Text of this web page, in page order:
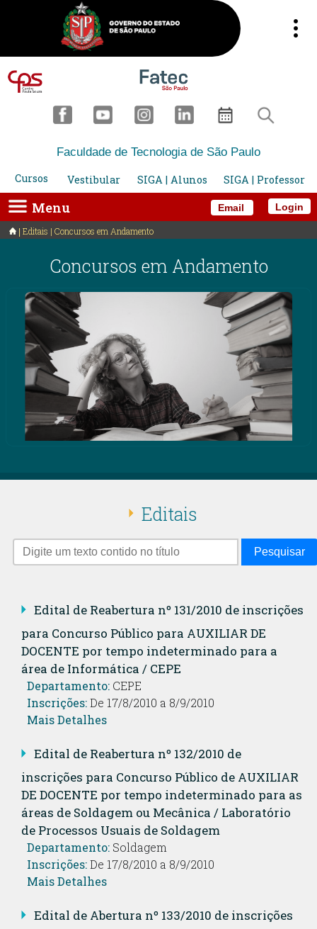
Email
Faculdade de Tecnologia de São Paulo
Cursos
Vestibular SIGA | Alunos SIGA | Professor
Menu Login
Editais | Concursos em Andamento
Concursos em Andamento
Editais
Pesquisar
Edital de Reabertura nº 131/2010 de inscrições
para Concurso Público para AUXILIAR DE
DOCENTE por tempo indeterminado para a
área de Informática / CEPE
Departamento: CEPE
Inscrições:De 17/8/2010 a 8/9/2010
Mais Detalhes
Edital de Reabertura nº 132/2010 de
inscrições para Concurso Público de AUXILIAR
DE DOCENTE por tempo indeterminado para as
áreas de Soldagem ou Mecânica / Laboratório
de Processos Usuais de Soldagem
Departamento: Soldagem
Inscrições:De 17/8/2010 a 8/9/2010
Mais Detalhes
Edital de Abertura nº 133/2010 de inscrições